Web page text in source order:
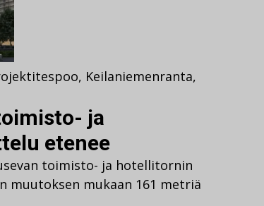
espoo, Keilaniemenranta,
ja
etenee
toimisto- ja hotellitornin
muutoksen mukaan 161 metriä